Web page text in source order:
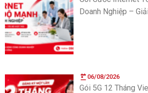
Doanh Nghiệp – Giải
06/08/2026
Gói 5G 12 Tháng